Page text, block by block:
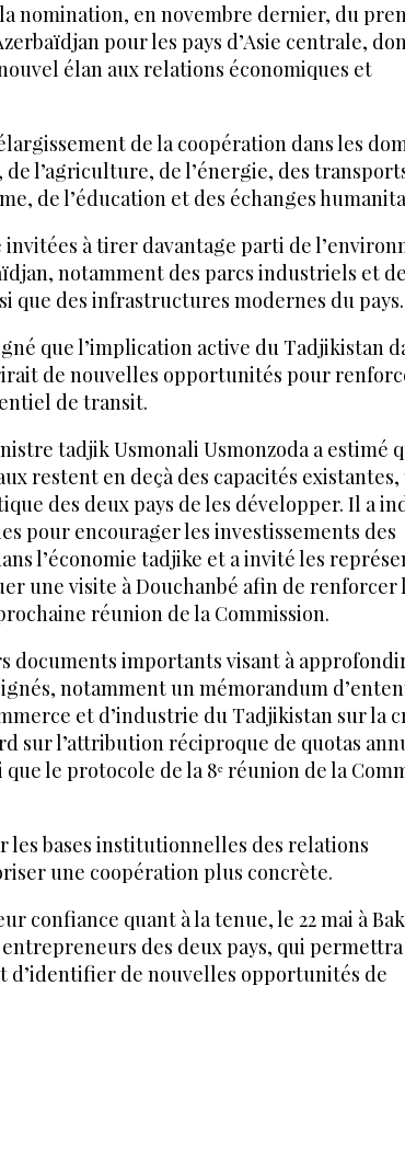
nomination, en novembre dernier, du
pour les pays d’Asie centrale,
élan aux relations économiques et
de la coopération dans les
l’agriculture, de l’énergie, des
de l’éducation et des échanges
à tirer davantage parti de
notamment des parcs industriels et
que des infrastructures modernes du pays.
que l’implication active du Tadjikistan
de nouvelles opportunités pour
de transit.
tadjik Usmonali Usmonzoda a estimé
restent en deçà des capacités
des deux pays de les développer. Il a
pour encourager les investissements des
l’économie tadjike et a invité les
une visite à Douchanbé afin de renforcer
réunion de la Commission.
documents importants visant à
notamment un mémorandum
et d’industrie du Tadjikistan sur la
sur l’attribution réciproque de quotas
le protocole de la 8ᵉ réunion de la
les bases institutionnelles des relations
une coopération plus concrète.
confiance quant à la tenue, le 22 mai à
des deux pays, qui permettra
d’identifier de nouvelles opportunités de